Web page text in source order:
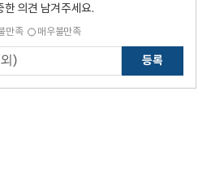
의견 남겨주세요.
만족 매우불만족
등록